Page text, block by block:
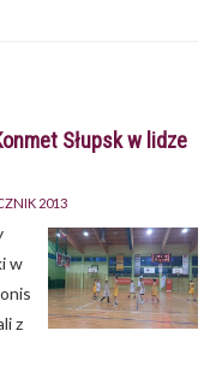
Słupsk w lidze
2013
w
z